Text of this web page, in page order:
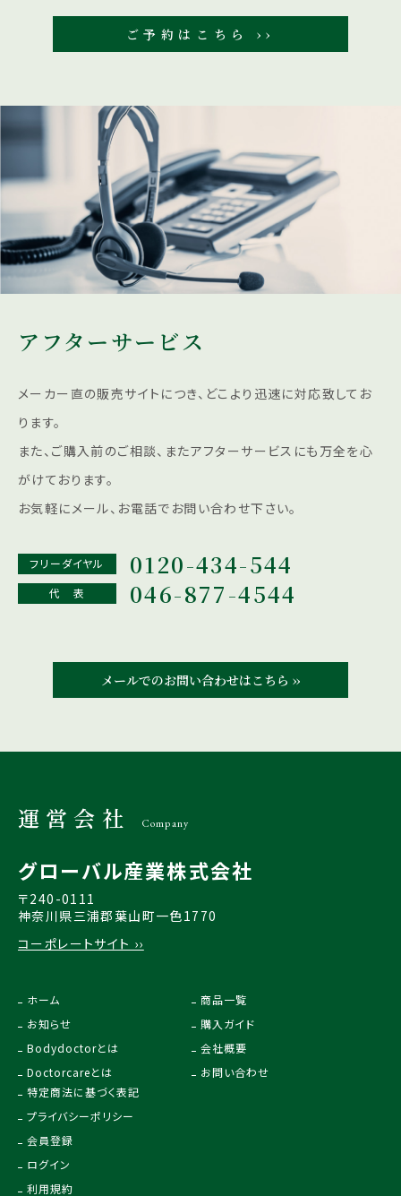
ご予約はこちら ››
アフターサービス
メーカー直の販売サイトにつき、どこより迅速に対応致してお
ります。
また、ご購入前のご相談、またアフターサービスにも 万全を心
がけております。
お気軽にメール、お電話でお問い合わせ下さい。
フリーダイヤル 0120-434-544
代 表 046-877-4544
メールでのお問い合わせはこちら ››
運営会社 Company
グローバル産業株式会社
〒240-0111
神奈川県三浦郡葉山町一色1770
コーポレートサイト ››
ホーム
お知らせ
Bodydoctorとは
Doctorcareとは
商品一覧
購入ガイド
会社概要
お問い合わせ
特定商法に基づく表記
プライバシーポリシー
会員登録
ログイン
利用規約